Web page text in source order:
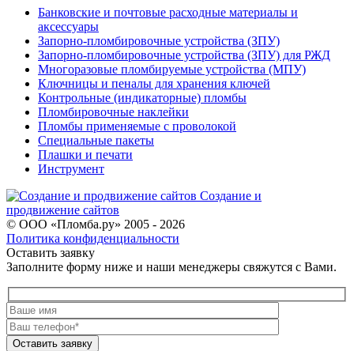
Банковские и почтовые расходные материалы и
аксессуары
Запорно-пломбировочные устройства (ЗПУ)
Запорно-пломбировочные устройства (ЗПУ) для РЖД
Многоразовые пломбируемые устройства (МПУ)
Ключницы и пеналы для хранения ключей
Контрольные (индикаторные) пломбы
Пломбировочные наклейки
Пломбы применяемые с проволокой
Специальные пакеты
Плашки и печати
Инструмент
Создание и
продвижение сайтов
© ООО «Пломба.ру» 2005 - 2026
Политика конфиденциальности
Оставить заявку
Заполните форму ниже и наши менеджеры свяжутся с Вами.
Оставить заявку